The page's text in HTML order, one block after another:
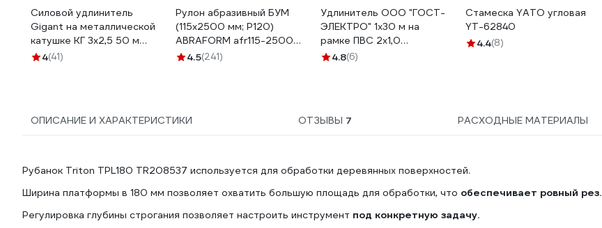
Силовой удлинитель
Gigant на металлической
катушке КГ 3x2,5 50 м
80080
4(41)
Рулон абразивный БУМ
(115x2500 мм; P120)
ABRAFORM afr115-2500-
1204.5(241)
Удлинитель ООО "ГОСТ-
ЭЛЕКТРО" 1x30 м на
рамке ПВС 2x1,0
Меркурий УП6-159 "МРК"
4.8(6)
Стамеска YATO угловая
YT-62840
4.4(8)
ОПИСАНИЕ И ХАРАКТЕРИСТИКИ ОТЗЫВЫ 7 РАСХОДНЫЕ МАТЕРИАЛЫ
Рубанок Triton TPL180 TR208537 используется для обработки деревянных поверхностей.
Ширина платформы в 180 мм позволяет охватить большую площадь для обработки, что обеспечивает ровный рез.
Регулировка глубины строгания позволяет настроить инструмент под конкретную задачу.